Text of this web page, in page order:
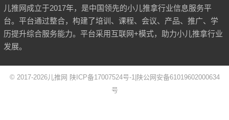
儿推网成立于2017年，是中国领先的小儿推拿行业信息服务平
台。平台通过整合，构建了培训、课程、会议、产品、推广、学
历提升综合服务能力。平台采用互联网+模式，助力小儿推拿行业
发展。
© 2017-2026儿推网 陕ICP备17007524号-1 |陕公网安备61019602000634
号